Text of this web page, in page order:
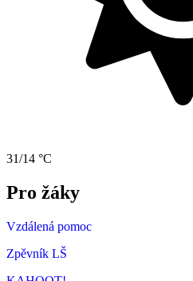
31/14 °C
Pro žáky
Vzdálená pomoc
Zpěvník LŠ